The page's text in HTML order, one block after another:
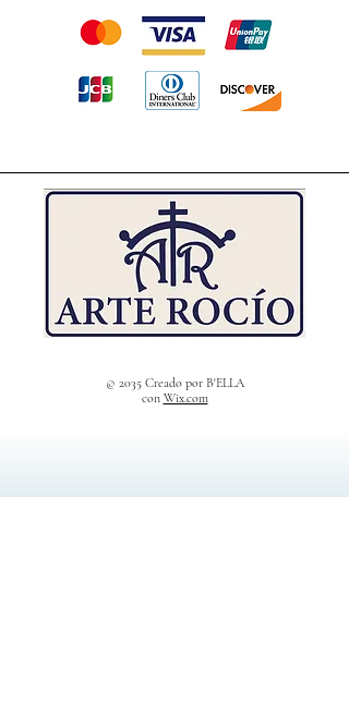
© 2035 Creado por B'ELLA
con Wix.com